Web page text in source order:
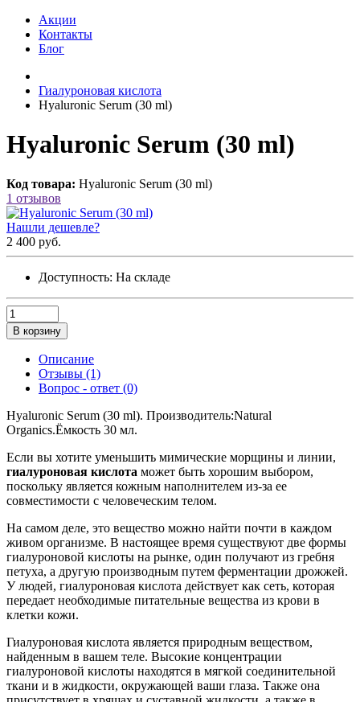
Акции
Контакты
Блог
Гиалуроновая кислота
Hyaluronic Serum (30 ml)
Hyaluronic Serum (30 ml)
Код товара: Hyaluronic Serum (30 ml)
1 отзывов
Нашли дешевле?
2 400 руб.
Доступность: На складе
В корзину
Описание
Отзывы (1)
Вопрос - ответ (0)
Hyaluronic Serum (30 ml). Производитель:Natural
Organics.Ёмкость 30 мл.
Если вы хотите уменьшить мимические морщины и линии,
гиалуроновая кислота может быть хорошим выбором,
поскольку является кожным наполнителем из-за ее
совместимости с человеческим телом.
На самом деле, это вещество можно найти почти в каждом
живом организме. В настоящее время существуют две формы
гиалуроновой кислоты на рынке, один получают из гребня
петуха, а другую производным путем ферментации дрожжей.
У людей, гиалуроновая кислота действует как сеть, которая
передает необходимые питательные вещества из крови в
клетки кожи.
Гиалуроновая кислота является природным веществом,
найденным в вашем теле. Высокие концентрации
гиалуроновой кислоты находятся в мягкой соединительной
ткани и в жидкости, окружающей ваши глаза. Также она